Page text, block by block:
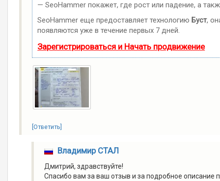
— SeoHammer покажет, где рост или падение, а
SeoHammer еще предоставляет технологиюБуст,
появляются уже в течение первых 7 дней.
Зарегистрироваться и Начать продвижение
[Ответить]
Владимир СТАЛ
Дмитрий, здравствуйте!
Спасибо вам за ваш отзыв и за подробное описание